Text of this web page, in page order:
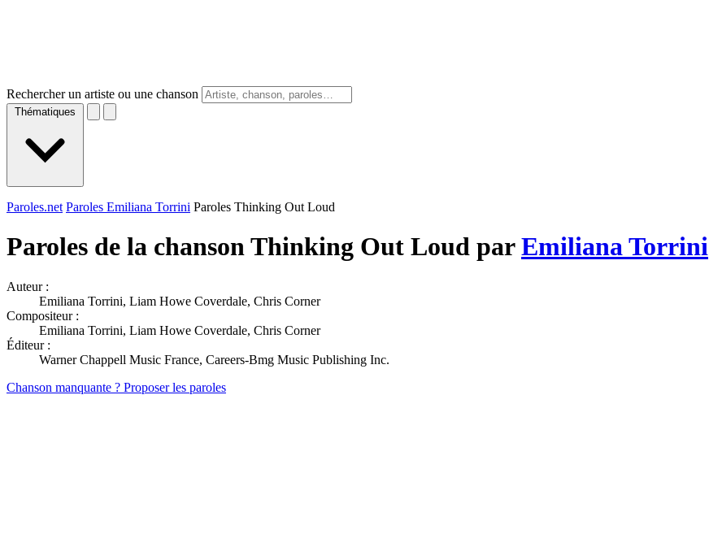
Rechercher un artiste ou une chanson
Thématiques
Paroles.net Paroles Emiliana Torrini Paroles Thinking Out Loud
Paroles de la chanson Thinking Out Loud parEmiliana Torrini
Auteur :
Emiliana Torrini, Liam Howe Coverdale, Chris Corner
Compositeur :
Emiliana Torrini, Liam Howe Coverdale, Chris Corner
Éditeur :
Warner Chappell Music France, Careers-Bmg Music Publishing Inc.
Chanson manquante ? Proposer les paroles